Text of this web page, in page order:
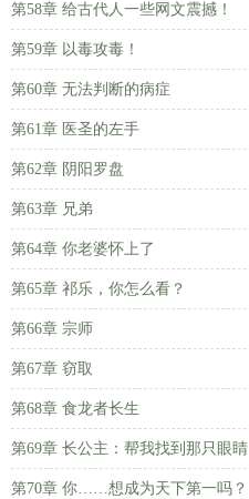
第58章 给古代人一些网文震撼！
第59章 以毒攻毒！
第60章 无法判断的病症
第61章 医圣的左手
第62章 阴阳罗盘
第63章 兄弟
第64章 你老婆怀上了
第65章 祁乐，你怎么看？
第66章 宗师
第67章 窃取
第68章 食龙者长生
第69章 长公主：帮我找到那只眼睛
第70章 你……想成为天下第一吗？